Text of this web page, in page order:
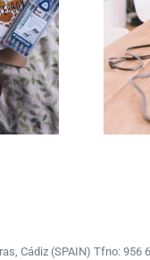
Cádiz (SPAIN) Tfno: